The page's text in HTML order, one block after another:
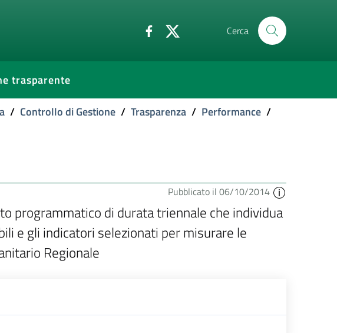
Cerca
trasparente
/ Controllo di Gestione / Trasparenza / Performance /
Pubblicato il 06/10/2014
programmatico di durata triennale che individua
e gli indicatori selezionati per misurare le
Regionale